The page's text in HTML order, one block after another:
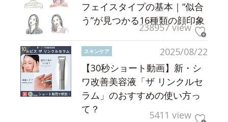
フェイスタイプの基本｜“似合
う”が見つかる16種類の顔印象
238957 view
2025/08/22
スキンケア
【30秒ショート動画】新・シ
ワ改善美容液「ザ リンクルセ
ラム」のおすすめの使い方っ
て？
5411 view